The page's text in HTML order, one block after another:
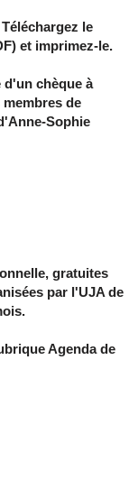
le
et imprimez-le.
chèque à
de
Sophie
gratuites
par l'UJA de
Agenda de